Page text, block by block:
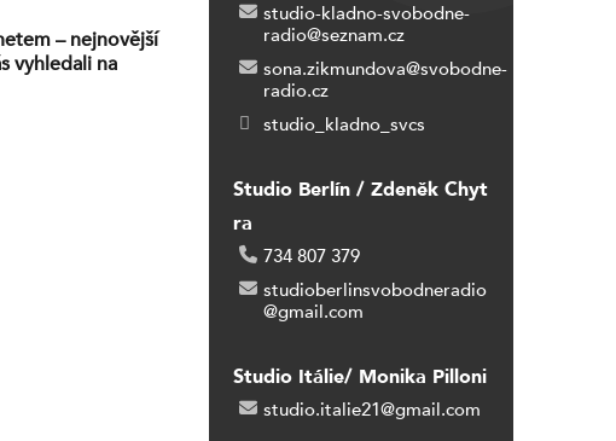
– nejnovější
vyhledali na
studio-kladno-svobodne-
radio@seznam.cz
sona.zikmundova@svobodne-
radio.cz
studio_kladno_svcs
Studio Berlín / Zdeněk Chyt
ra
734 807 379
studioberlinsvobodneradio
@gmail.com
Studio Itálie/ Monika Pilloni
studio.italie21@gmail.com